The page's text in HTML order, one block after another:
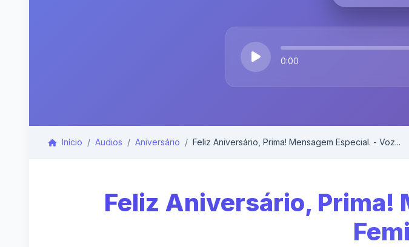
0:00
Início Audios Aniversário Feliz Aniversário, Prima! Mensagem Especial. - Voz...
Feliz Aniversário, Prima!